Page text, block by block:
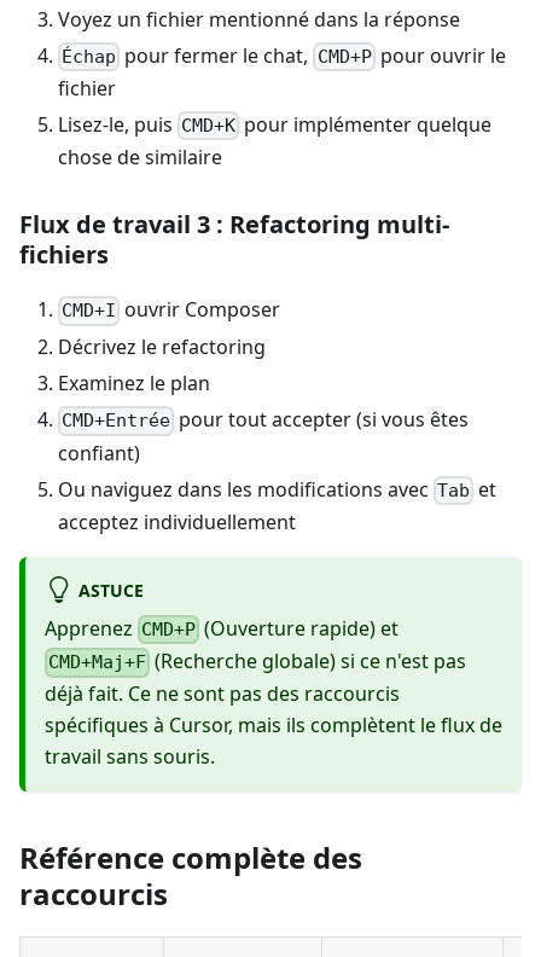
Voyez un fichier mentionné dans la réponse
Échap pour fermer le chat, CMD+Ppour ouvrir le
fichier
Lisez-le, puis CMD+K pour implémenter quelque
chose de similaire
Flux de travail 3 : Refactoring multi-
fichiers
CMD+I ouvrir Composer
Décrivez le refactoring
Examinez le plan
CMD+Entrée pour tout accepter (si vous êtes
confiant)
Ou naviguez dans les modifications avec Tab et
acceptez individuellement
ASTUCE
Apprenez CMD+P (Ouverture rapide) et
CMD+Maj+F (Recherche globale) si ce n'est pas
déjà fait. Ce ne sont pas des raccourcis
spécifiques à Cursor, mais ils complètent le flux de
travail sans souris.
Référence complète des
raccourcis